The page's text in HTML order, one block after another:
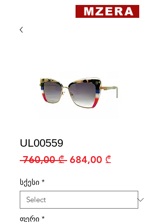
MZERA
UL00559
760,00 ₾ Regular
684,00 ₾Sale
სქესი *
ფერი *